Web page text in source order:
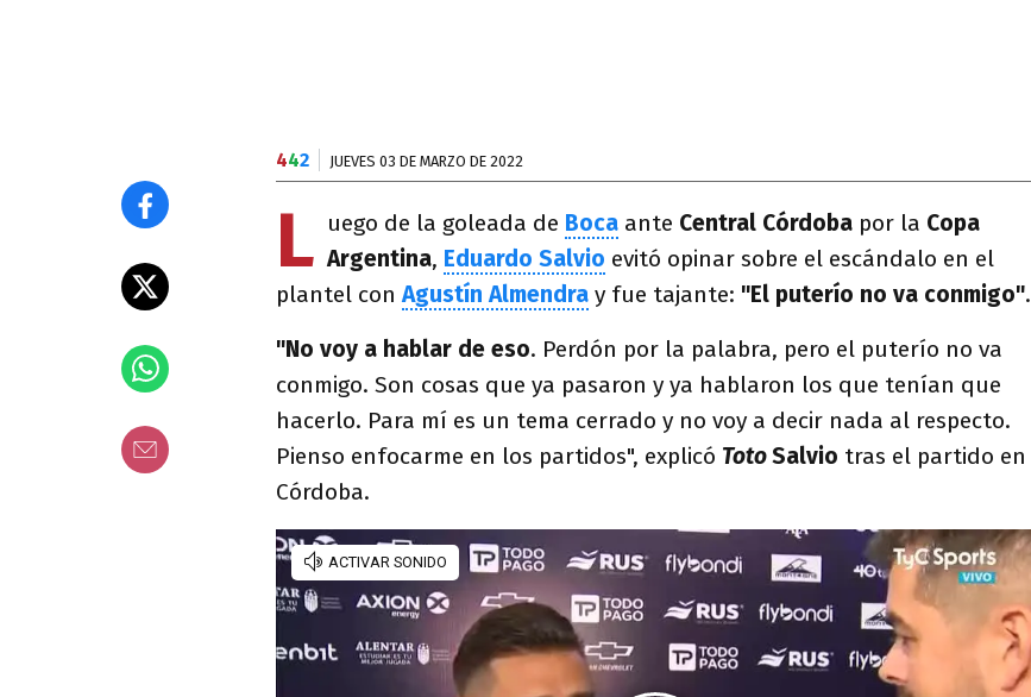
442 JUEVES 03 DE MARZO DE 2022
L uego de la goleada de Boca ante Central Córdoba por la Copa
Argentina, Eduardo Salvio evitó opinar sobre el escándalo en el
plantel con Agustín Almendra y fue tajante: "El puterío no va conmigo".
"No voy a hablar de eso. Perdón por la palabra, pero el puterío no va
conmigo. Son cosas que ya pasaron y ya hablaron los que tenían que
hacerlo. Para mí es un tema cerrado y no voy a decir nada al respecto.
Pienso enfocarme en los partidos", explicó TotoSalvio tras el partido en
Córdoba.